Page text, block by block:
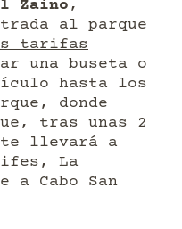
Zaino,
al parque
tarifas
una buseta o
hasta los
donde
tras unas 2
te llevará a
La
a Cabo San